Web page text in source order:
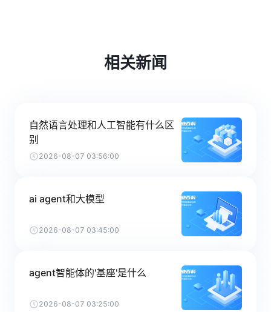
相关新闻
自然语言处理和人工智能有什么区
别
2026-08-07 03:56:00
ai agent和大模型
2026-08-07 03:45:00
agent智能体的'基座'是什么
2026-08-07 03:25:00